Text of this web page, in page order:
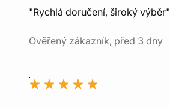
"Rychlá doručení, široký výběr"
Ověřený zákazník, před 3 dny